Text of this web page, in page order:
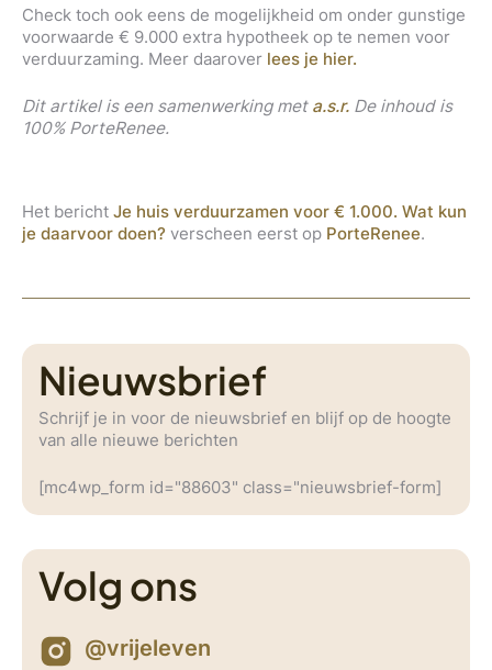
Check toch ook eens de mogelijkheid om onder gunstige
voorwaarde € 9.000 extra hypotheek op te nemen voor
verduurzaming. Meer daarover lees je hier.
Dit artikel is een samenwerking met a.s.r. De inhoud is
100% PorteRenee.
Het bericht Je huis verduurzamen voor € 1.000. Wat kun
je daarvoor doen? verscheen eerst op PorteRenee.
Nieuwsbrief
Schrijf je in voor de nieuwsbrief en blijf op de hoogte
van alle nieuwe berichten
[mc4wp_form id="88603" class="nieuwsbrief-form]
Volg ons
@vrijeleven